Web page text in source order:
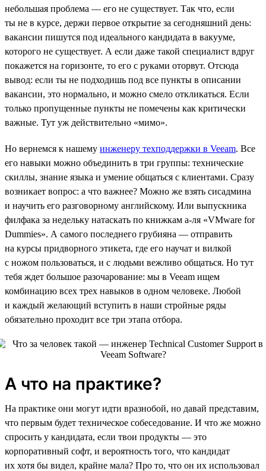
небольшая проблема — его не существует. Так что, если
ты не в курсе, держи первое открытие за сегодняшний день:
вакансии пишутся под идеального кандидата в вакууме,
которого не существует. А если даже такой специалист вдруг
покажется на горизонте, то его с руками оторвут. Отсюда
вывод: если ты не подходишь под все пункты в описании
вакансии, это нормально, и можно смело откликаться. Если
только пропущенные пункты не помечены как критически
важные. Тут уж действительно «мимо».
Но вернемся к нашему инженеру техподдержки в Veeam. Все
его навыки можно объединить в три группы: технические
скиллы, знание языка и умение общаться с клиентами. Сразу
возникает вопрос: а что важнее? Можно же взять сисадмина
и научить его разговорному английскому. Или выпускника
филфака за недельку натаскать по книжкам а-ля «VMware for
Dummies». А самого последнего грубияна — отправить
на курсы придворного этикета, где его научат и вилкой
с ножом пользоваться, и с людьми вежливо общаться. Но тут
тебя ждет большое разочарование: мы в Veeam ищем
комбинацию всех трех навыков в одном человеке. Любой
и каждый желающий вступить в наши стройные ряды
обязательно проходит все три этапа отбора.
А что на практике?
На практике они могут идти вразнобой, но давай представим,
что первым будет техническое собеседование. И что же можно
спросить у кандидата, если твои продукты — это
корпоративный софт, и вероятность того, что кандидат
их хотя бы видел, крайне мала? Про то, что он их использовал